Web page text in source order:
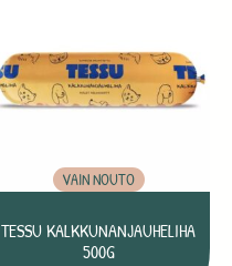
VAIN NOUTO
TESSU KALKKUNANJAUHELIHA
500G